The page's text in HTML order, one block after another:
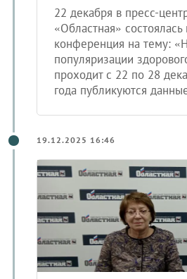
22 декабря в пресс-
«Областная» состоялась
конференция на тему:
популяризации
проходит с 22 по 28
года публикуются
19.12.2025 16:46